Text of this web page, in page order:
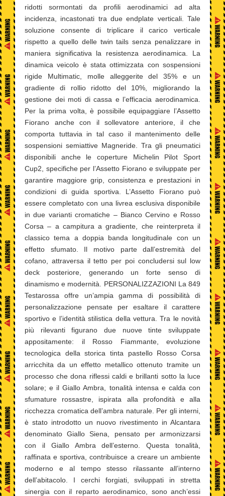
ridotti sormontati da profili aerodinamici ad alta
incidenza, incastonati tra due endplate verticali. Tale
soluzione consente di triplicare il carico verticale
rispetto a quello delle twin tails senza penalizzare in
maniera significativa la resistenza aerodinamica. La
dinamica veicolo è stata ottimizzata con sospensioni
rigide Multimatic, molle alleggerite del 35% e un
gradiente di rollio ridotto del 10%, migliorando la
gestione dei moti di cassa e l’efficacia aerodinamica.
Per la prima volta, è possibile equipaggiare l’Assetto
Fiorano anche con il sollevatore anteriore, il che
comporta tuttavia in tal caso il mantenimento delle
sospensioni semiattive Magneride. Tra gli pneumatici
disponibili anche le coperture Michelin Pilot Sport
Cup2, specifiche per l’Assetto Fiorano e sviluppate per
garantire maggiore grip, consistenza e prestazioni in
condizioni di guida sportiva. L’Assetto Fiorano può
essere completato con una livrea esclusiva disponibile
in due varianti cromatiche – Bianco Cervino e Rosso
Corsa – a campitura a gradiente, che reinterpreta il
classico tema a doppia banda longitudinale con un
effetto sfumato. Il motivo parte dall’estremità del
cofano, attraversa il tetto per poi concludersi sul low
deck posteriore, generando un forte senso di
dinamismo e modernità. PERSONALIZZAZIONI La 849
Testarossa offre un’ampia gamma di possibilità di
personalizzazione pensate per esaltare il carattere
sportivo e l’identità stilistica della vettura. Tra le novità
più rilevanti figurano due nuove tinte sviluppate
appositamente: il Rosso Fiammante, evoluzione
tecnologica della storica tinta pastello Rosso Corsa
arricchita da un effetto metallico ottenuto tramite un
processo che dona riflessi caldi e brillanti sotto la luce
solare; e il Giallo Ambra, tonalità intensa e calda con
sfumature rossastre, ispirata alla profondità e alla
ricchezza cromatica dell’ambra naturale. Per gli interni,
è stato introdotto un nuovo rivestimento in Alcantara
denominato Giallo Siena, pensato per armonizzarsi
con il Giallo Ambra dell’esterno. Questa tonalità,
raffinata e sportiva, contribuisce a creare un ambiente
moderno e al tempo stesso rilassante all’interno
dell’abitacolo. I cerchi forgiati, sviluppati in stretta
sinergia con il reparto aerodinamico, sono anch’essi